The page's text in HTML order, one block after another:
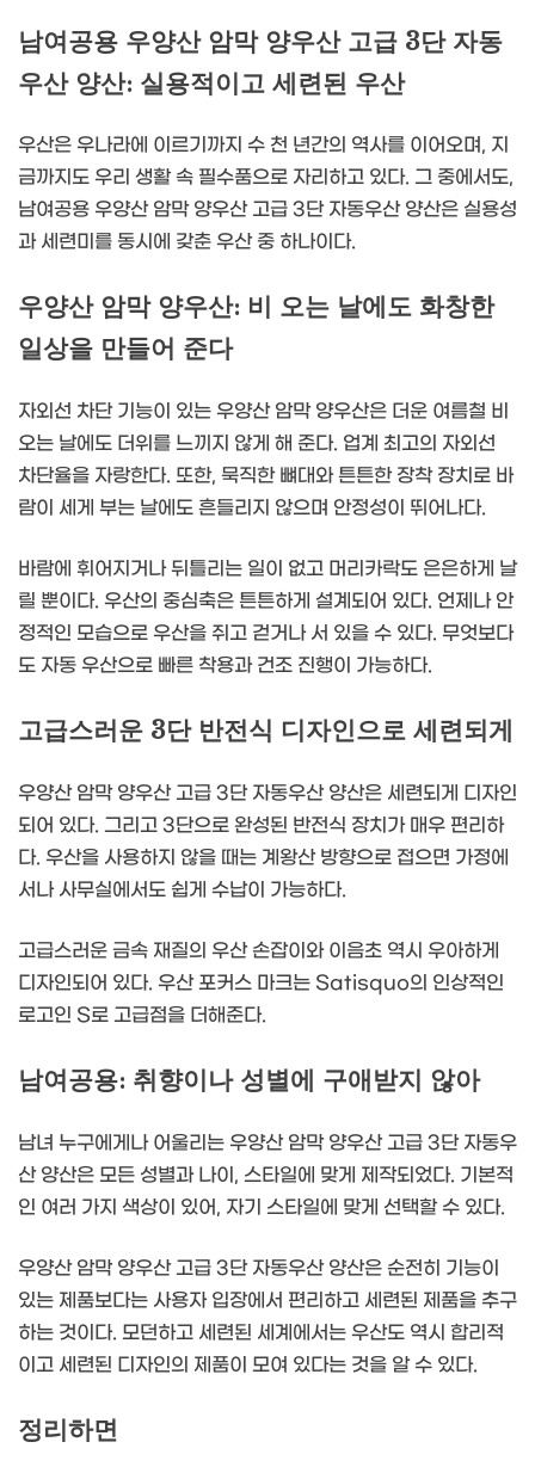
남여공용 우양산 암막 양우산 고급 3단 자동
우산 양산: 실용적이고 세련된 우산
우산은 우나라에 이르기까지 수 천 년간의 역사를 이어오며, 지
금까지도 우리 생활 속 필수품으로 자리하고 있다. 그 중에서도,
남여공용 우양산 암막 양우산 고급 3단 자동우산 양산은 실용성
과 세련미를 동시에 갖춘 우산 중 하나이다.
우양산 암막 양우산: 비 오는 날에도 화창한
일상을 만들어 준다
자외선 차단 기능이 있는 우양산 암막 양우산은 더운 여름철 비
오는 날에도 더위를 느끼지 않게 해 준다. 업계 최고의 자외선
차단율을 자랑한다. 또한, 묵직한 뼈대와 튼튼한 장착 장치로 바
람이 세게 부는 날에도 흔들리지 않으며 안정성이 뛰어나다.
바람에 휘어지거나 뒤틀리는 일이 없고 머리카락도 은은하게 날
릴 뿐이다. 우산의 중심축은 튼튼하게 설계되어 있다. 언제나 안
정적인 모습으로 우산을 쥐고 걷거나 서 있을 수 있다. 무엇보다
도 자동 우산으로 빠른 착용과 건조 진행이 가능하다.
고급스러운 3단 반전식 디자인으로 세련되게
우양산 암막 양우산 고급 3단 자동우산 양산은 세련되게 디자인
되어 있다. 그리고 3단으로 완성된 반전식 장치가 매우 편리하
다. 우산을 사용하지 않을 때는 계왕산 방향으로 접으면 가정에
서나 사무실에서도 쉽게 수납이 가능하다.
고급스러운 금속 재질의 우산 손잡이와 이음초 역시 우아하게
디자인되어 있다. 우산 포커스 마크는 Satisquo의 인상적인
로고인 S로 고급점을 더해준다.
남여공용: 취향이나 성별에 구애받지 않아
남녀 누구에게나 어울리는 우양산 암막 양우산 고급 3단 자동우
산 양산은 모든 성별과 나이, 스타일에 맞게 제작되었다. 기본적
인 여러 가지 색상이 있어, 자기 스타일에 맞게 선택할 수 있다.
우양산 암막 양우산 고급 3단 자동우산 양산은 순전히 기능이
있는 제품보다는 사용자 입장에서 편리하고 세련된 제품을 추구
하는 것이다. 모던하고 세련된 세계에서는 우산도 역시 합리적
이고 세련된 디자인의 제품이 모여 있다는 것을 알 수 있다.
정리하면